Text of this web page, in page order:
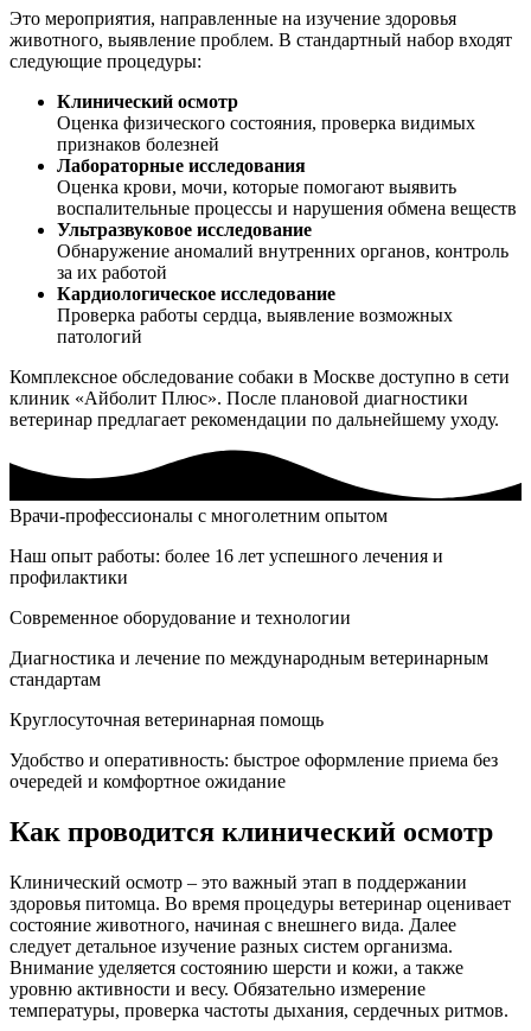
Это мероприятия, направленные на изучение здоровья
животного, выявление проблем. В стандартный набор входят
следующие процедуры:
Клинический осмотр
Оценка физического состояния, проверка видимых
признаков болезней
Лабораторные исследования
Оценка крови, мочи, которые помогают выявить
воспалительные процессы и нарушения обмена веществ
Ультразвуковое исследование
Обнаружение аномалий внутренних органов, контроль
за их работой
Кардиологическое исследование
Проверка работы сердца, выявление возможных
патологий
Комплексное обследование собаки в Москве доступно в сети
клиник «Айболит Плюс». После плановой диагностики
ветеринар предлагает рекомендации по дальнейшему уходу.
Врачи-профессионалы с многолетним опытом
Наш опыт работы: более 16 лет успешного лечения и
профилактики
Современное оборудование и технологии
Диагностика и лечение по международным ветеринарным
стандартам
Круглосуточная ветеринарная помощь
Удобство и оперативность: быстрое оформление приема без
очередей и комфортное ожидание
Как проводится клинический осмотр
Клинический осмотр – это важный этап в поддержании
здоровья питомца. Во время процедуры ветеринар оценивает
состояние животного, начиная с внешнего вида. Далее
следует детальное изучение разных систем организма.
Внимание уделяется состоянию шерсти и кожи, а также
уровню активности и весу. Обязательно измерение
температуры, проверка частоты дыхания, сердечных ритмов.